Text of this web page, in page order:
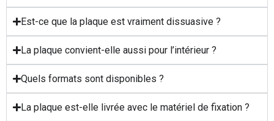
Est-ce que la plaque est vraiment dissuasive ?
La plaque convient-elle aussi pour l’intérieur ?
Quels formats sont disponibles ?
La plaque est-elle livrée avec le matériel de fixation ?